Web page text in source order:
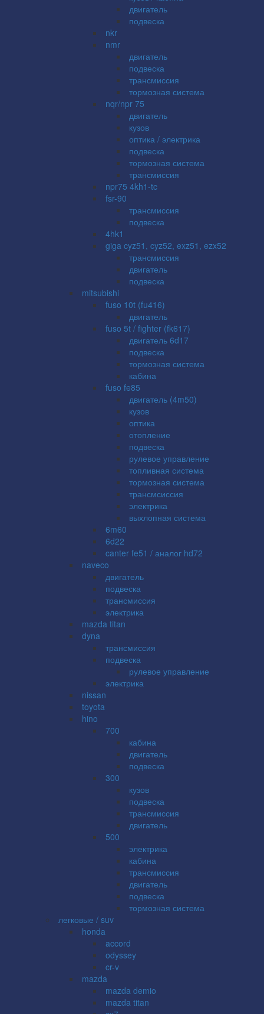
двигатель
подвеска
nkr
nmr
двигатель
подвеска
трансмиссия
тормозная система
nqr/npr 75
двигатель
кузов
оптика / электрика
подвеска
тормозная система
трансмиссия
npr75 4kh1-tc
fsr-90
трансмиссия
подвеска
4hk1
giga cyz51, cyz52, exz51, ezx52
трансмиссия
двигатель
подвеска
mitsubishi
fuso 10t (fu416)
двигатель
fuso 5t / fighter (fk617)
двигатель 6d17
подвеска
тормозная система
кабина
fuso fe85
двигатель (4m50)
кузов
оптика
отопление
подвеска
рулевое управление
топливная система
тормозная система
трансмсиссия
электрика
выхлопная система
6m60
6d22
canter fe51 / аналог hd72
naveco
двигатель
подвеска
трансмиссия
электрика
mazda titan
dyna
трансмиссия
подвеска
рулевое управление
электрика
nissan
toyota
hino
700
кабина
двигатель
подвеска
300
кузов
подвеска
трансмиссия
двигатель
500
электрика
кабина
трансмиссия
двигатель
подвеска
тормозная система
легковые / suv
honda
accord
odyssey
cr-v
mazda
mazda demio
mazda titan